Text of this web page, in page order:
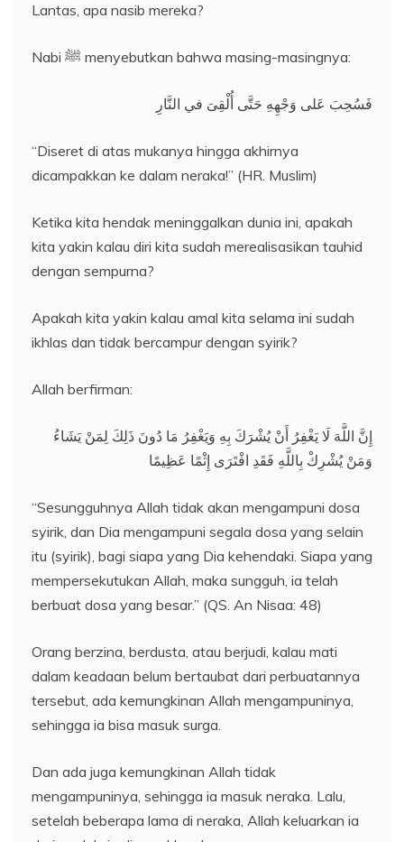
Lantas, apa nasib mereka?
Nabi ﷺ menyebutkan bahwa masing-masingnya:
فَسُحِبَ عَلى وَجْهِهِ حَتَّى أُلْقِىَ في النَّارِ
“Diseret di atas mukanya hingga akhirnya
dicampakkan ke dalam neraka!” (HR. Muslim)
Ketika kita hendak meninggalkan dunia ini, apakah
kita yakin kalau diri kita sudah merealisasikan tauhid
dengan sempurna?
Apakah kita yakin kalau amal kita selama ini sudah
ikhlas dan tidak bercampur dengan syirik?
Allah berfirman:
إِنَّ اللَّهَ لَا يَغْفِرُ أَنْ يُشْرَكَ بِهِ وَيَغْفِرُ مَا دُونَ ذَلِكَ لِمَنْ يَشَاءُ
وَمَنْ يُشْرِكْ بِاللَّهِ فَقَدِ افْتَرَى إِثْمًا عَظِيمًا
“Sesungguhnya Allah tidak akan mengampuni dosa
syirik, dan Dia mengampuni segala dosa yang selain
itu (syirik), bagi siapa yang Dia kehendaki. Siapa yang
mempersekutukan Allah, maka sungguh, ia telah
berbuat dosa yang besar.” (QS. An Nisaa: 48)
Orang berzina, berdusta, atau berjudi, kalau mati
dalam keadaan belum bertaubat dari perbuatannya
tersebut, ada kemungkinan Allah mengampuninya,
sehingga ia bisa masuk surga.
Dan ada juga kemungkinan Allah tidak
mengampuninya, sehingga ia masuk neraka. Lalu,
setelah beberapa lama di neraka, Allah keluarkan ia